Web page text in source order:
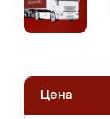
Цена